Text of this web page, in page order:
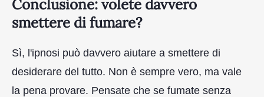
Conclusione: volete davvero
smettere di fumare?
Sì, l'ipnosi può davvero aiutare a smettere di
desiderare del tutto. Non è sempre vero, ma vale
la pena provare. Pensate che se fumate senza